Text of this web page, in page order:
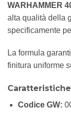
WARHAMMER
alta qualità della
specificamente
La formula
finitura uniforme
Codice GW: